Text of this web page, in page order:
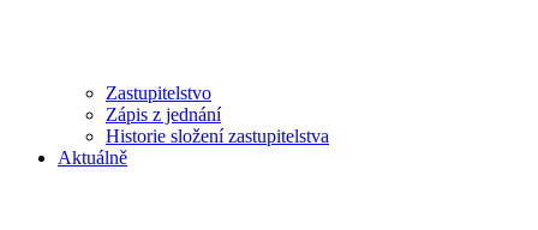
Zastupitelstvo
Zápis z jednání
Historie složení zastupitelstva
Aktuálně